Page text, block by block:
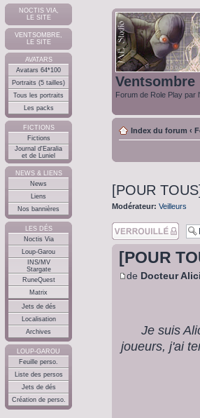
NOCTIS VIA,
LE SITE
VENTSOMBRE,
LE SITE
AVATARS
Avatars 64*100
Portraits (5 tailles)
Tous les portraits
Les packs
FICTIONS
Fictions
Journal d'Earalia
et de Luniel
NEWS & LIENS
News
Liens
Nos bannières
LES DÉS
Noctis Via
Loup-Garou
INS/MV
Stargate
RuneQuest
Matrix
Jets de dés
Localisation
Archives
LOUP-GAROU
Feuille perso.
Liste des persos
Jets de dés
Création de perso.
Ventsombre
Forum de Role Play par
Index du forum ‹
[POUR
Modérateur: Veilleurs
Sujet verouillé
[POUR
de Docteur
Je suis
joueurs, j'ai